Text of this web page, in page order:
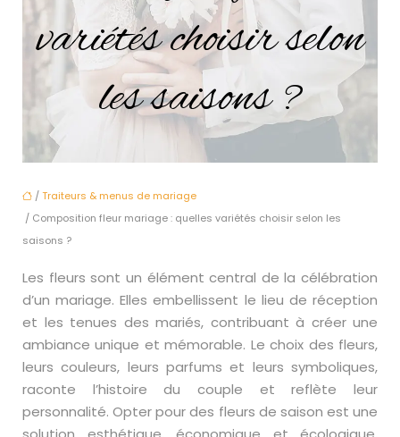
variétés choisir selon
les saisons ?
/Traiteurs & menus de mariage
/ Composition fleur mariage : quelles variétés choisir selon les
saisons ?
Les fleurs sont un élément central de la célébration
d’un mariage. Elles embellissent le lieu de réception
et les tenues des mariés, contribuant à créer une
ambiance unique et mémorable. Le choix des fleurs,
leurs couleurs, leurs parfums et leurs symboliques,
raconte l’histoire du couple et reflète leur
personnalité. Opter pour des fleurs de saison est une